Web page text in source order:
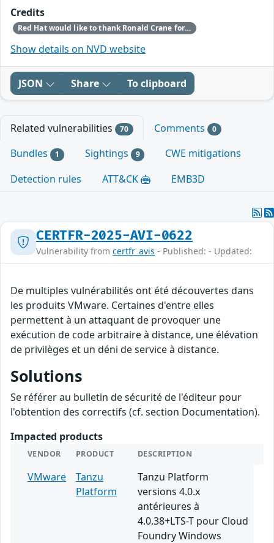
Credits
Red Hat would like to thank Ronald Crane for reporting this issue.
Show details on NVD website
JSON Share To clipboard
Related vulnerabilities 70 Comments 0
Bundles 1 Sightings 9
CWE mitigations
Detection rules
ATT&CK EMB3D
CERTFR-2025-AVI-0622
Vulnerability from certfr_avis - Published: - Updated:
De multiples vulnérabilités ont été découvertes dans
les produits VMware. Certaines d'entre elles
permettent à un attaquant de provoquer une
exécution de code arbitraire à distance, une élévation
de privilèges et un déni de service à distance.
Solutions
Se référer au bulletin de sécurité de l'éditeur pour
l'obtention des correctifs (cf. section Documentation).
Impacted products
VENDOR PRODUCT DESCRIPTION
VMware
Tanzu
Platform
Tanzu Platform
versions 4.0.x
antérieures à
4.0.38+LTS-T pour Cloud
Foundry Windows